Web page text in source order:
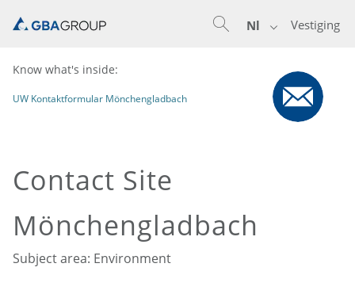
Vestiging
Nl
Know what's inside:
UW Kontaktformular Mönchengladbach
Contact Site
Mönchengladbach
Subject area: Environment